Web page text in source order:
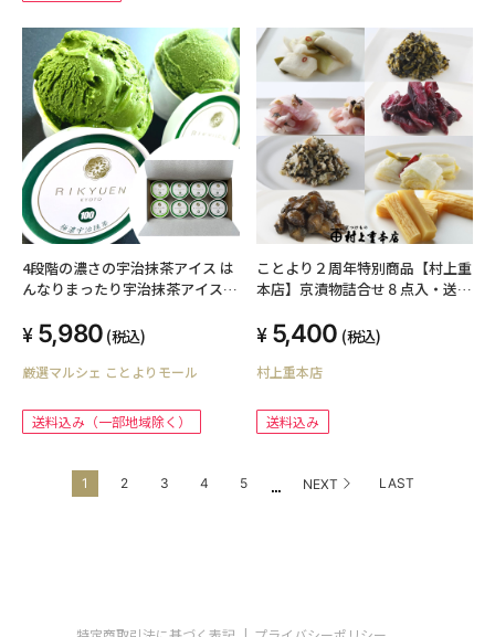
4段階の濃さの宇治抹茶アイス は
んなりまったり宇治抹茶アイス 8
5,980 (税込)
厳選マルシェ ことよりモール
送料込み（一部地域除く）
ことより２周年特別商品【村上重
本店】京漬物詰合せ８点入・送料
5,400 (税込)
村上重本店
送料込み
1 2 3 4 5 ... NEXT LAST